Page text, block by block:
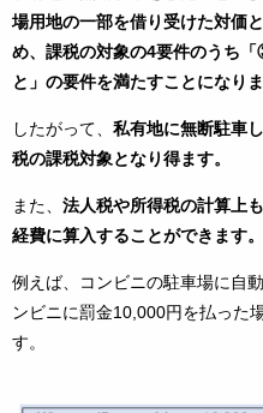
場用地の一部を借り受けた対価
め、課税の対象の4要件のうち
と」の要件を満たすことになりま
したがって、 私有地に無断駐車
税の課税対象となり得ます。
また、 法人税や所得税の計算上
経費に算入することができます。
例えば、コンビニの駐車場に自
ンビニに罰金10,000円を払った
す。